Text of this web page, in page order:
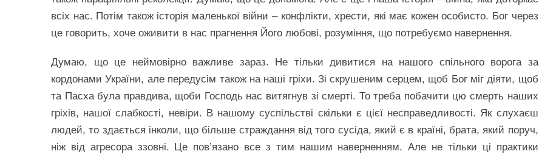
всіх нас. Потім також історія маленької війни – конфлікти, хрести, які має кожен особисто. Бог через
це говорить, хоче оживити в нас прагнення Його любові, розуміння, що потребуємо навернення.
Думаю, що це неймовірно важливе зараз. Не тільки дивитися на нашого спільного ворога за
кордонами України, але передусім також на наші гріхи. Зі скрушеним серцем, щоб Бог міг діяти, щоб
та Пасха була правдива, щоби Господь нас витягнув зі смерті. То треба побачити цю смерть наших
гріхів, нашої слабкості, невіри. В нашому суспільстві скільки є цієї несправедливості. Як слухаєш
людей, то здається інколи, що більше страждання від того сусіда, який є в країні, брата, який поруч,
ніж від агресора ззовні. Це пов’язано все з тим нашим наверненням. Але не тільки ці практики